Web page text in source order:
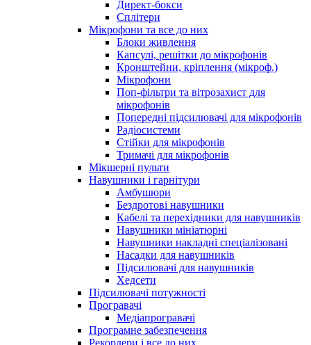
Директ-бокси
Сплітери
Мікрофони та все до них
Блоки живлення
Капсулі, решітки до мікрофонів
Кронштейни, кріплення (мікроф.)
Мікрофони
Поп-фільтри та вітрозахист для
мікрофонів
Попередні підсилювачі для мікрофонів
Радіосистеми
Стійки для мікрофонів
Тримачі для мікрофонів
Мікшерні пульти
Навушники і гарнітури
Амбушюри
Бездротові навушники
Кабелі та перехідники для навушників
Навушники мініатюрні
Навушники накладні спеціалізовані
Насадки для навушників
Підсилювачі для навушників
Хедсети
Підсилювачі потужності
Програвачі
Медіапрогравачі
Програмне забезпечення
Рекордери і все до них